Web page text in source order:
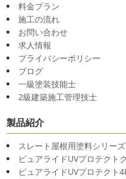
料金プラン
施工の流れ
お問い合わせ
求人情報
プライバシーポリシー
ブログ
一級塗装技能士
2級建築施工管理技士
製品紹介
スレート屋根用塗料シリーズ
ピュアライドUVプロテクト
ピュアライドUVプロテクト